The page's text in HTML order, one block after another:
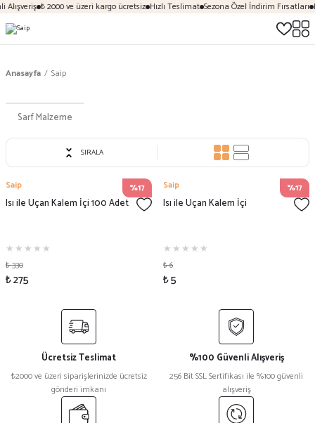
Alışveriş ₺ 2000 ve üzeri kargo ücretsiz Hızlı Teslimat Sezona Özel İndirim Fırsatları
Anasayfa Saip
Sarf Malzeme
SIRALA
%17
Saip
Isı ile Uçan Kalem İçi 100 Adet
₺ 330
₺ 275
%17
Saip
Isı ile Uçan Kalem İçi
₺ 6
₺ 5
Ücretsiz Teslimat
₺2000 ve üzeri siparişlerinizde ücretsiz
gönderi imkanı
%100 Güvenli Alışveriş
256 Bit SSL Sertifikası ile %100 güvenli
alışveriş